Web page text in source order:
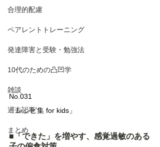
合理的配慮
ペアレントトレーニング
発達障害と受験・勉強法
10代のための凸凹学
雑談
過去記事
まとめ
No.031
「レシピ集 for kids」
■「できた」を増やす、感覚過敏のある